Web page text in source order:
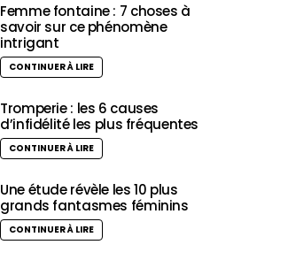
Femme fontaine : 7 choses à
savoir sur ce phénomène
intrigant
CONTINUER À LIRE
Tromperie : les 6 causes
d’infidélité les plus fréquentes
CONTINUER À LIRE
Une étude révèle les 10 plus
grands fantasmes féminins
CONTINUER À LIRE